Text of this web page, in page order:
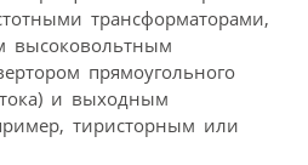
трансформаторами,
высоковольтным
прямоугольного
и выходным
тиристорным или